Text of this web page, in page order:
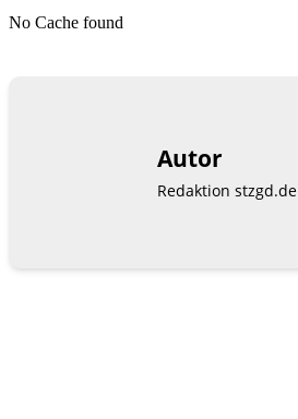
No Cache found
Autor
Redaktion stzgd.de